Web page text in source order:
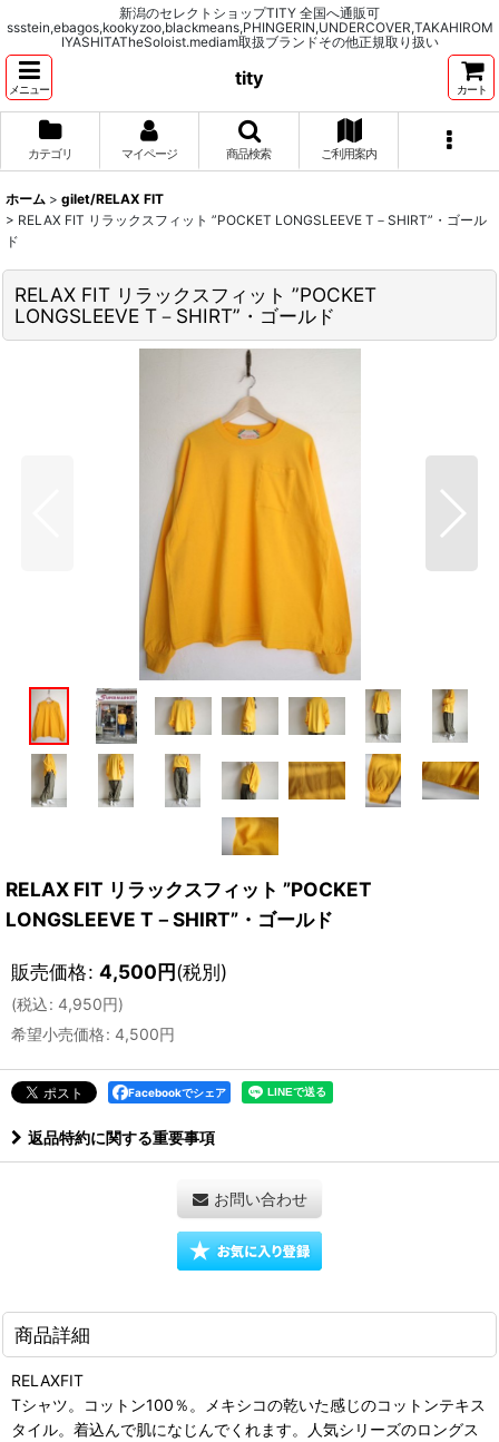
新潟のセレクトショップTITY 全国へ通販可
ssstein,ebagos,kookyzoo,blackmeans,PHINGERIN,UNDERCOVER,TAKAHIROM
IYASHITATheSoloist.mediam取扱ブランドその他正規取り扱い
メニュー
tity
カート
カテゴリ マイページ 商品検索 ご利用案内
ホーム > gilet/RELAX FIT
> RELAX FIT リラックスフィット ”POCKET LONGSLEEVE T－SHIRT”・ゴール
ド
RELAX FIT リラックスフィット ”POCKET
LONGSLEEVE T－SHIRT”・ゴールド
RELAX FIT リラックスフィット ”POCKET
LONGSLEEVE T－SHIRT”・ゴールド
販売価格: 4,500円(税別)
(税込: 4,950円)
希望小売価格: 4,500円
Facebookでシェア
返品特約に関する重要事項
お問い合わせ
商品詳細
RELAXFIT
Tシャツ。コットン100％。メキシコの乾いた感じのコットンテキス
タイル。着込んで肌になじんでくれます。人気シリーズのロングス